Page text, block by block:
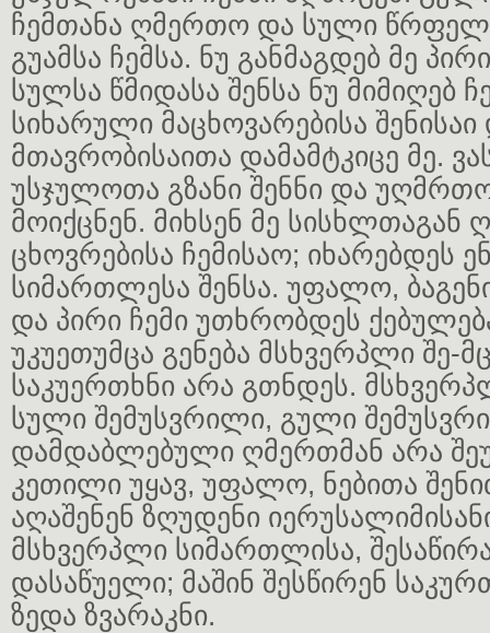
ჩემთანა ღმერთო და სული
გუამსა ჩემსა. ნუ განმაგდებ მე
სულსა წმიდასა შენსა ნუ მიმიღებ
სიხარული მაცხოვარებისა
მთავრობისაითა დამამტკიცე მე.
უსჯულოთა გზანი შენნი და
მოიქცნენ. მიხსენ მე
ცხოვრებისა ჩემისაო; იხარებდეს
სიმართლესა შენსა. უფალო,
და პირი ჩემი უთხრობდეს
უკუეთუმცა გენება მსხვერპლი შე-
საკუერთხნი არა გთნდეს.
სული შემუსვრილი, გული
დამდაბლებული ღმერთმან არა
კეთილი უყავ, უფალო, ნებითა
აღაშენენ ზღუდენი
მსხვერპლი სიმართლისა,
დასაწუელი; მაშინ შესწირენ
ზედა ზვარაკნი.